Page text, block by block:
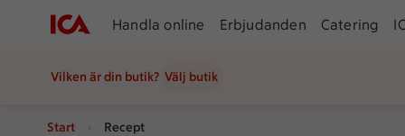
Handla online Erbjudanden Catering
Vilken är din butik? Välj butik
Start Recept